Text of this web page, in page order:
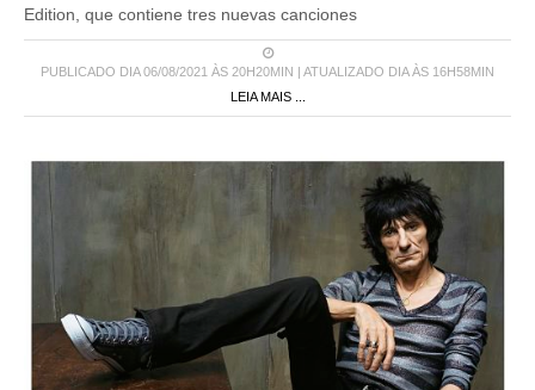
Edition, que contiene tres nuevas canciones
PUBLICADO DIA 06/08/2021 ÀS 20H20MIN | ATUALIZADO DIA ÀS 16H58MIN
LEIA MAIS ...